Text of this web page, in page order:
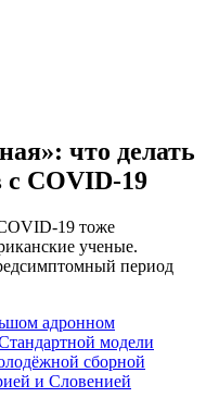
что делать
с COVID-19
19 тоже
ученые.
период
адронном
модели
сборной
и Словенией